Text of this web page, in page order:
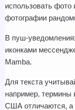
использовать
фотографии
В пуш-
иконками
Mamba.
Для текста
например, термины
США отличаются, а